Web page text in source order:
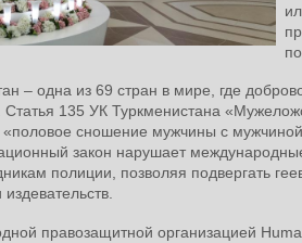
– одна из 69 стран в мире, где
Статья 135 УК Туркменистана
«половое сношение мужчины с
закон нарушает
полиции, позволяя подвергать
правозащитной организацией